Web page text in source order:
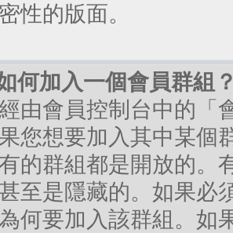
性的版面。
何加入一個會員群組
由會員控制台中的「
您想要加入其中某個
的群組都是開放的。
至是隱藏的。如果必
何要加入該群組。如